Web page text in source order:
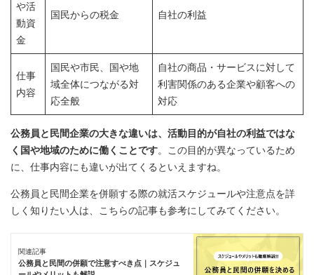
や活
動資
金
国民からの税金 自社の利益
仕事
内容
国民や市民、国や地
域全体につながる対
応全般
自社の商品・サービスに対して
利害関係のある企業や顧客への
対応
公務員と民間企業の大きな違いは、活動目的が自社の利益ではな
く国や地域のために働くことです。この目的が異なっているため
に、仕事内容にも違いが出てくるといえますね。
公務員と民間企業を併願する際の就活スケジュールや注意点を詳
しく知りたい人は、こちらの記事も参考にしてみてください。
関連記事
公務員と民間の併願で注意すべき点｜スケジュ